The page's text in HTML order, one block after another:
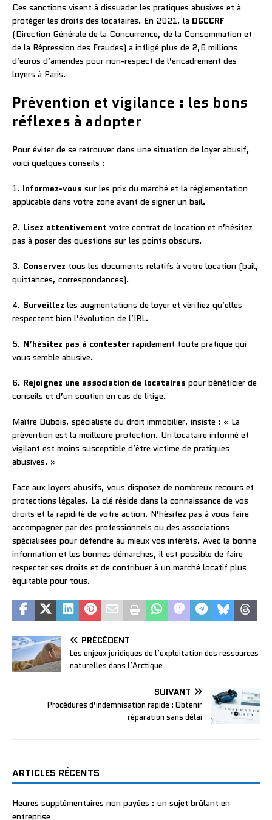
Ces sanctions visent à dissuader les pratiques abusives et à
protéger les droits des locataires. En 2021, la DGCCRF
(Direction Générale de la Concurrence, de la Consommation et
de la Répression des Fraudes) a infligé plus de 2,6 millions
d’euros d’amendes pour non-respect de l’encadrement des
loyers à Paris.
Prévention et vigilance : les bons
réflexes à adopter
Pour éviter de se retrouver dans une situation de loyer abusif,
voici quelques conseils :
1. Informez-vous sur les prix du marché et la réglementation
applicable dans votre zone avant de signer un bail.
2. Lisez attentivement votre contrat de location et n’hésitez
pas à poser des questions sur les points obscurs.
3. Conservez tous les documents relatifs à votre location (bail,
quittances, correspondances).
4. Surveillez les augmentations de loyer et vérifiez qu’elles
respectent bien l’évolution de l’IRL.
5. N’hésitez pas à contester rapidement toute pratique qui
vous semble abusive.
6. Rejoignez une association de locataires pour bénéficier de
conseils et d’un soutien en cas de litige.
Maître Dubois, spécialiste du droit immobilier, insiste : « La
prévention est la meilleure protection. Un locataire informé et
vigilant est moins susceptible d’être victime de pratiques
abusives. »
Face aux loyers abusifs, vous disposez de nombreux recours et
protections légales. La clé réside dans la connaissance de vos
droits et la rapidité de votre action. N’hésitez pas à vous faire
accompagner par des professionnels ou des associations
spécialisées pour défendre au mieux vos intérêts. Avec la bonne
information et les bonnes démarches, il est possible de faire
respecter ses droits et de contribuer à un marché locatif plus
équitable pour tous.
PRÉCÉDENT
Les enjeux juridiques de l’exploitation des ressources
naturelles dans l’Arctique
SUIVANT
Procédures d’indemnisation rapide : Obtenir
réparation sans délai
ARTICLES RÉCENTS
Heures supplémentaires non payées : un sujet brûlant en
entreprise